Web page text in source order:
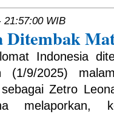
21:57:00 WIB
Ditembak
Indonesia
(1/9/2025)
Zetro
melaporkan,